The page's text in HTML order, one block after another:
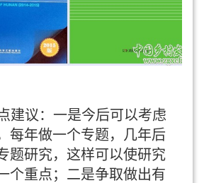
建议：一是今后可以考虑
每年做一个专题，几年后
题研究，这样可以使研究
个重点；二是争取做出有